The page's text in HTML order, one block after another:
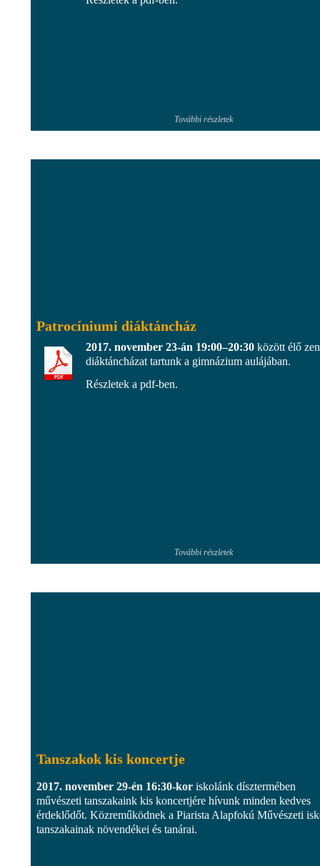
További részletek
Patrocíniumi diáktáncház
2017. november 23-án 19:00–20:30 között élő
diáktáncházat tartunk a gimnázium aulájában.
Részletek a pdf-ben.
További részletek
Tanszakok kis koncertje
2017. november 29-én 16:30-kor iskolánk dísztermében
művészeti tanszakaink kis koncertjére hívunk minden kedves
érdeklődőt. Közreműködnek a Piarista Alapfokú Művészeti
tanszakainak növendékei és tanárai.